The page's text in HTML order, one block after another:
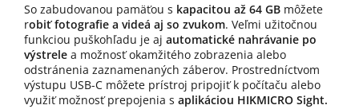
So zabudovanou pamäťou s kapacitou až 64 GB môžete
robiť fotografie a videá aj so zvukom. Veľmi užitočnou
funkciou puškohľadu je aj automatické nahrávanie po
výstrele a možnosť okamžitého zobrazenia alebo
odstránenia zaznamenaných záberov. Prostredníctvom
výstupu USB-C môžete prístroj pripojiť k počítaču alebo
využiť možnosť prepojenia s aplikáciou HIKMICRO Sight.